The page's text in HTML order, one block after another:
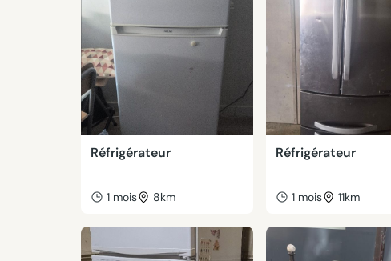
Réfrigérateur
1 mois 8km
Réfrigérateur
1 mois 11km